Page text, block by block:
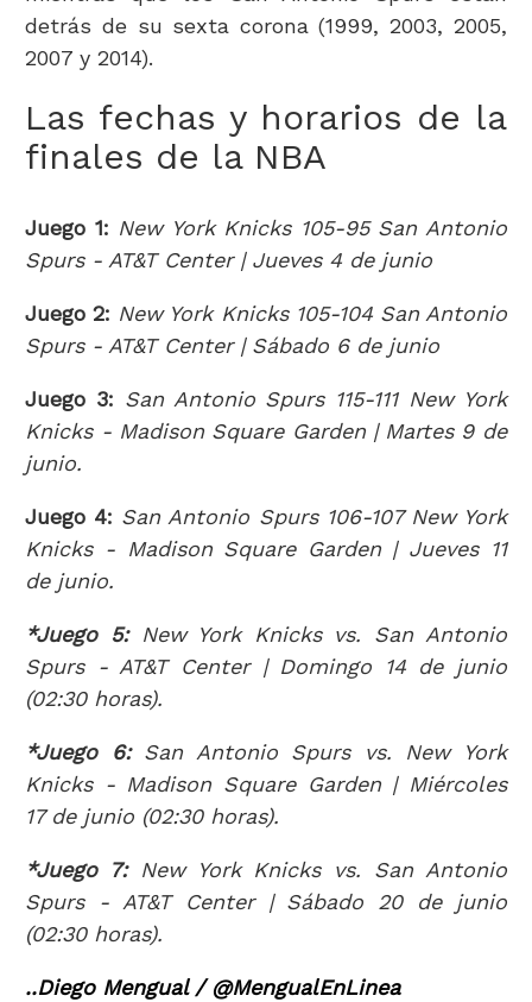
detrás de su sexta corona (1999, 2003, 2005,
2007 y 2014).
Las fechas y horarios de la
finales de la NBA
Juego 1: New York Knicks 105-95 San Antonio
Spurs - AT&T Center | Jueves 4 de junio
Juego 2: New York Knicks 105-104 San Antonio
Spurs - AT&T Center | Sábado 6 de junio
Juego 3: San Antonio Spurs 115-111 New York
Knicks - Madison Square Garden | Martes 9 de
junio.
Juego 4: San Antonio Spurs 106-107 New York
Knicks - Madison Square Garden | Jueves 11
de junio.
*Juego 5:New York Knicks vs. San Antonio
Spurs - AT&T Center | Domingo 14 de junio
(02:30 horas).
*Juego 6:San Antonio Spurs vs. New York
Knicks - Madison Square Garden | Miércoles
17 de junio (02:30 horas).
*Juego 7:New York Knicks vs. San Antonio
Spurs - AT&T Center | Sábado 20 de junio
(02:30 horas).
..Diego Mengual / @MengualEnLinea